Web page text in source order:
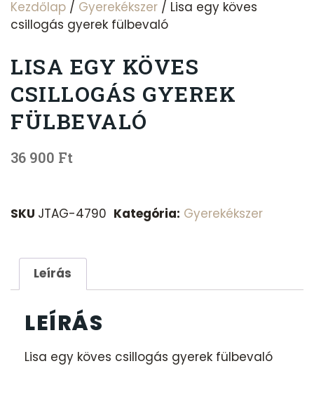
Kezdőlap / Gyerekékszer / Lisa egy köves
csillogás gyerek fülbevaló
LISA EGY KÖVES
CSILLOGÁS GYEREK
FÜLBEVALÓ
36 900 Ft
SKU JTAG-4790 Kategória: Gyerekékszer
Leírás
LEÍRÁS
Lisa egy köves csillogás gyerek fülbevaló